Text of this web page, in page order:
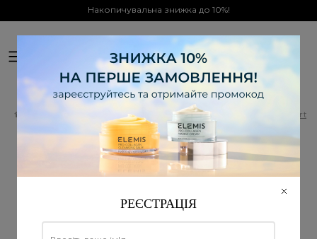
РЕЄСТРАЦІЯ
Накопичувальна знижка до 10%!
Офіційний дистриб'ютор в Україні
Всі продукти ELEMIS ELEMIS Kit: Double Cleanse
ELEMIS Kit: Double Cleanse
Starter Collection - Набір з 4-х